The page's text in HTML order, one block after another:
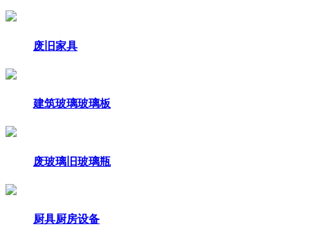
废旧家具
建筑玻璃玻璃板
废玻璃旧玻璃瓶
厨具厨房设备